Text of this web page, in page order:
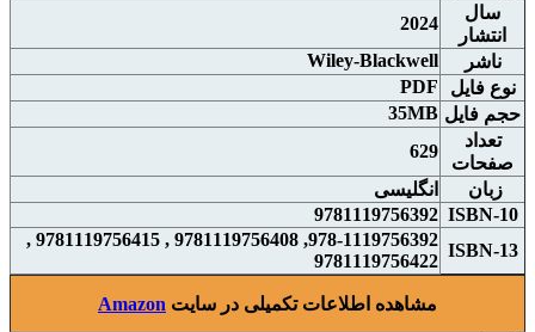
سال
انتشار
2024
ناشر
Wiley-Blackwell
نوع فايل
PDF
حجم فايل 35MB
تعداد
صفحات
629
زبان
انگلیسی
ISBN-10
9781119756392
ISBN-13
978-1119756392, 9781119756408 , 9781119756415 ,
9781119756422
مشاهده اطلاعات تکمیلی در سایت Amazon